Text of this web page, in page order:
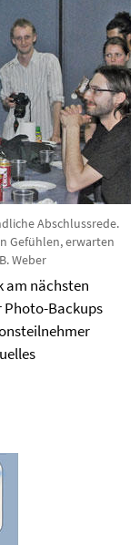
Abschlussrede.
Gefühlen, erwarten
Weber
am nächsten
Photo-Backups